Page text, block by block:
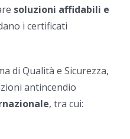
soluzioni affidabili e
i certificati
di Qualità e Sicurezza,
antincendio
, tra cui: